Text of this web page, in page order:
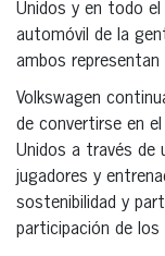
Unidos y en todo el
automóvil de la
ambos representan
Volkswagen
de convertirse en
Unidos a través de
jugadores y
sostenibilidad y
participación de